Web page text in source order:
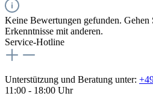
Keine Bewertungen gefunden.
Erkenntnisse mit anderen.
Service-Hotline
Unterstützung und Beratung unter:
11:00 - 18:00 Uhr